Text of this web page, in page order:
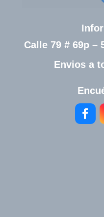
Calle 79 # 69p –
Envios a